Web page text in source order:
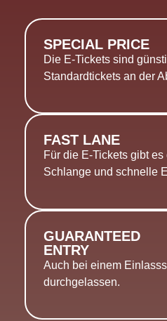
SPECIAL PRICE
Die E-Tickets sind
Standardtickets an der
FAST LANE
Für die E-Tickets gibt
Schlange und schnelle
GUARANTEED
ENTRY
Auch bei einem
durchgelassen.